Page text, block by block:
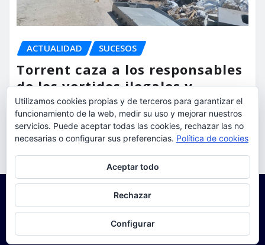
ACTUALIDAD SUCESOS
Torrent caza a los responsables
de los vertidos ilegales y
endurece las sanciones
torrent al dia Ago 7, 2026
Utilizamos cookies propias y de terceros para garantizar el
funcionamiento de la web, medir su uso y mejorar nuestros
servicios. Puede aceptar todas las cookies, rechazar las no
necesarias o configurar sus preferencias. Política de cookies
Aceptar todo
Rechazar
Configurar
Para obtener más información, incluido cómo gestionar las cookies,